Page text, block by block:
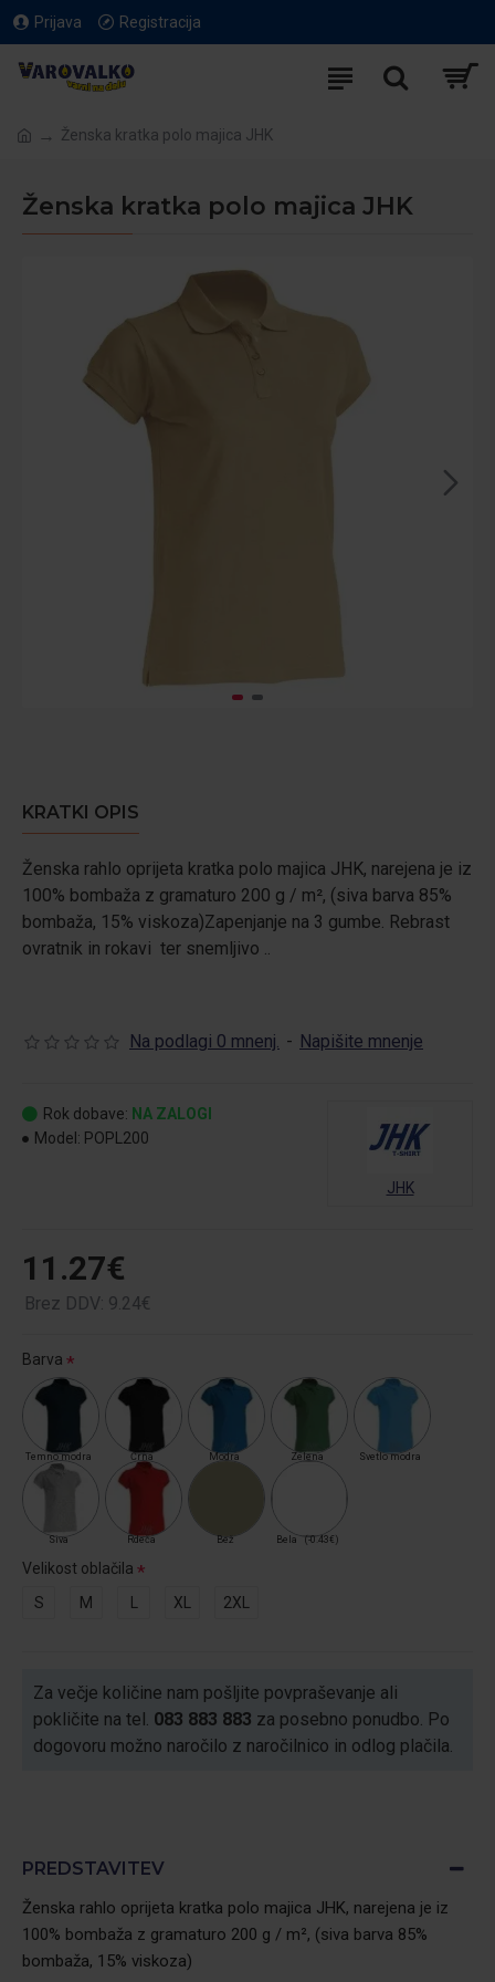
Prijava Registracija
Ženska kratka polo majica JHK
Ženska kratka polo majica JHK
KRATKI OPIS
Ženska rahlo oprijeta kratka polo majica JHK, narejena je iz
100% bombaža z gramaturo 200 g / m², (siva barva 85%
bombaža, 15% viskoza)Zapenjanje na 3 gumbe. Rebrast
ovratnik in rokavi ter snemljivo ..
Na podlagi 0 mnenj. - Napišite mnenje
11.27€
Brez DDV: 9.24€
Rok dobave: NA ZALOGI
Model: POPL200
JHK
Barva
Temno modra Črna Modra Zelena Svetlo modra
Siva Rdeča Bež Bela (-0.43€)
Velikost oblačila
S
M XL 2XL
Za večje količine nam pošljite povpraševanje ali
pokličite na tel. 083 883 883 za posebno ponudbo. Po
dogovoru možno naročilo z naročilnico in odlog plačila.
PREDSTAVITEV
Ženska rahlo oprijeta kratka polo majica JHK, narejena je iz
100% bombaža z gramaturo 200 g / m², (siva barva 85%
bombaža, 15% viskoza)